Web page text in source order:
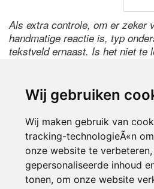
Wij gebruiken
Wij maken gebruik van
tracking-technologieÃ«n
onze website te
gepersonaliseerde inhoud
tonen, om onze website
Als extra controle, om er zeker
handmatige reactie is, typ
tekstveld ernaast. Is het niet te